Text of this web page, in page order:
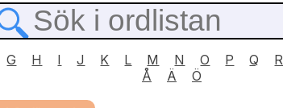
G H I J K L M N O P Q R
Å
Ä Ö